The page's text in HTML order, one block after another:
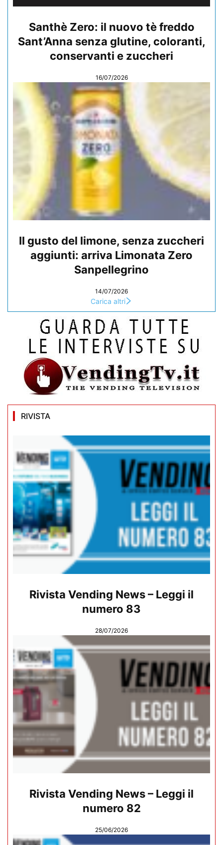
Santhè Zero: il nuovo tè freddo
Sant’Anna senza glutine, coloranti,
conservanti e zuccheri
16/07/2026
Il gusto del limone, senza zuccheri
aggiunti: arriva Limonata Zero
Sanpellegrino
14/07/2026
Carica altri
RIVISTA
Rivista Vending News – Leggi il
numero 83
28/07/2026
Rivista Vending News – Leggi il
numero 82
25/06/2026